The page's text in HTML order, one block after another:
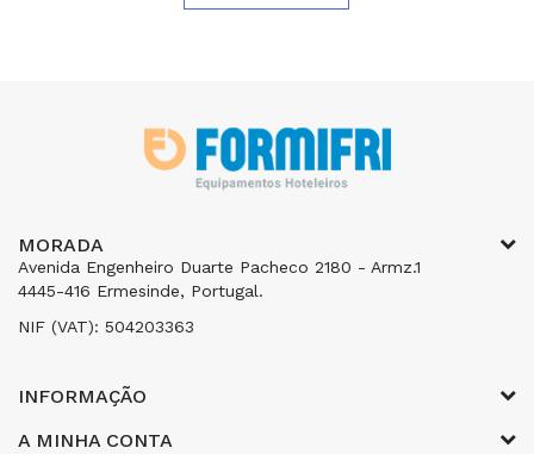
MORADA
Avenida Engenheiro Duarte Pacheco 2180 - Armz.1
4445-416 Ermesinde, Portugal.
NIF (VAT): 504203363
INFORMAÇÃO
A MINHA CONTA